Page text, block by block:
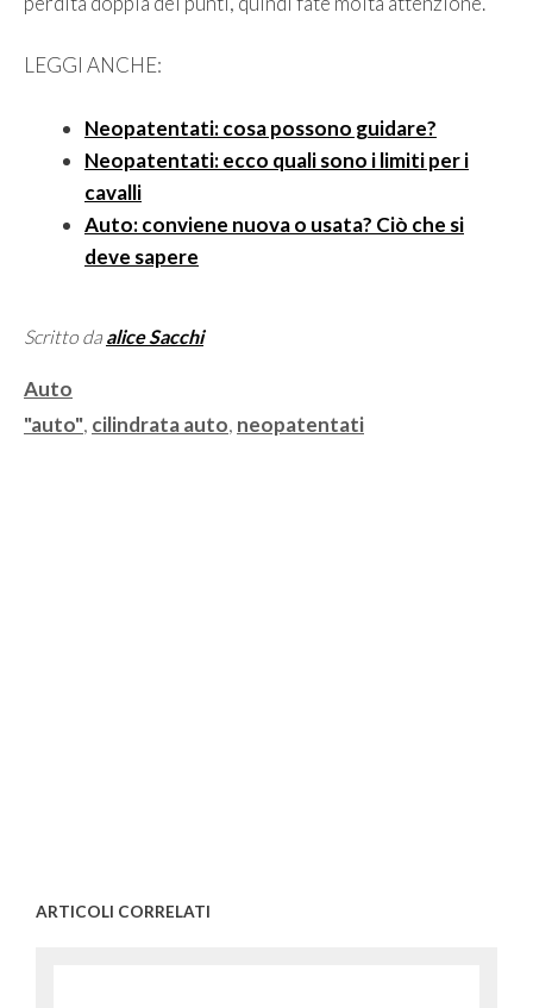
LEGGI ANCHE:
Neopatentati: cosa possono guidare?
Neopatentati: ecco quali sono i limiti per i
cavalli
Auto: conviene nuova o usata? Ciò che si
deve sapere
Scritto da alice Sacchi
Categorie
Auto
Tag
"auto", cilindrata auto, neopatentati
ARTICOLI CORRELATI